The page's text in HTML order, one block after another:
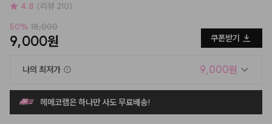
4.8 (리뷰 210)
50% 18,000
9,000원 쿠폰받기
나의 최저가 9,000원
헤메코랩은 하나만 사도 무료배송!